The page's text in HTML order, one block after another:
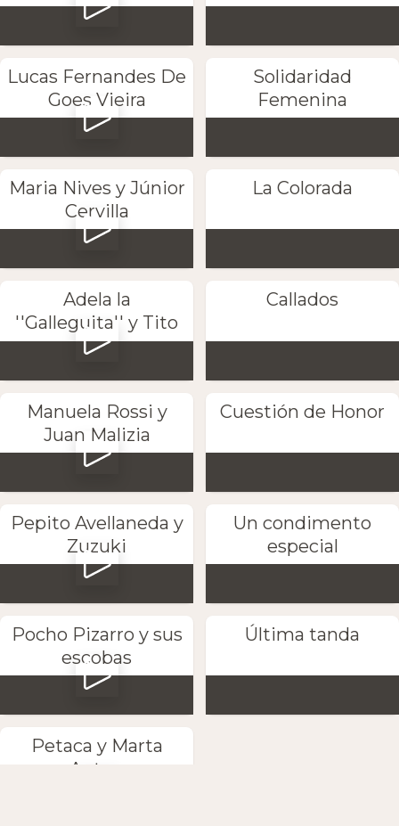
Lucas Fernandes De
Goes Vieira
Solidaridad
Femenina
Maria Nives y Júnior
Cervilla
La Colorada
Adela la
''Galleguita'' y Tito
Callados
Manuela Rossi y
Juan Malizia
Cuestión de Honor
Pepito Avellaneda y
Zuzuki
Un condimento
especial
Pocho Pizarro y sus
escobas
Última tanda
Petaca y Marta
Anton